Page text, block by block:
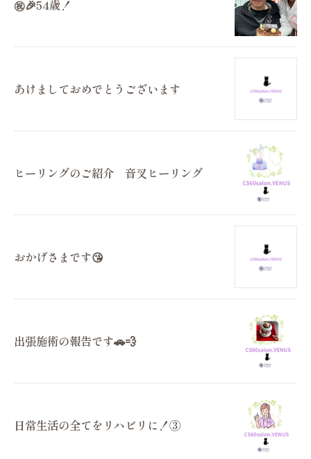
㊗️🎉54歳！
あけましておめでとうございます
ヒーリングのご紹介 音叉ヒーリング
おかげさまです😘
出張施術の報告です🚗💨
日常生活の全てをリハビリに！③